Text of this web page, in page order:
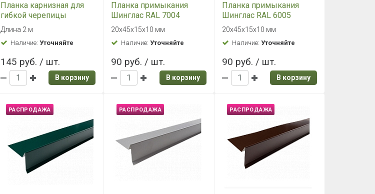
Планка карнизная для
гибкой черепицы
Шинглас (серая RAL
7004) 100*65*15 (р)
Длина 2 м
Наличие:Уточняйте
145 руб. / шт.
В корзину
Планка примыкания
Шинглас RAL 7004
20*45*15*10 (р)
20х45х15х10 мм
Наличие:Уточняйте
90 руб. / шт.
В корзину
Планка примыкания
Шинглас RAL 6005
20*45*15*10 (р)
20х45х15х10 мм
Наличие: Уточняйте
90 руб. / шт.
В корзину
РАСПРОДАЖА РАСПРОДАЖА РАСПРОДАЖА